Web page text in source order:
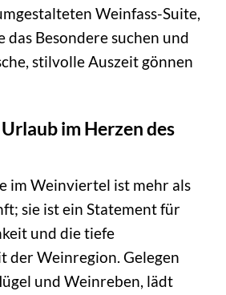
Weinfass-Suite,
das Besondere suchen und
stilvolle Auszeit gönnen
im Herzen des
im Weinviertel ist mehr als
sie ist ein Statement für
und die tiefe
der Weinregion. Gelegen
und Weinreben, lädt